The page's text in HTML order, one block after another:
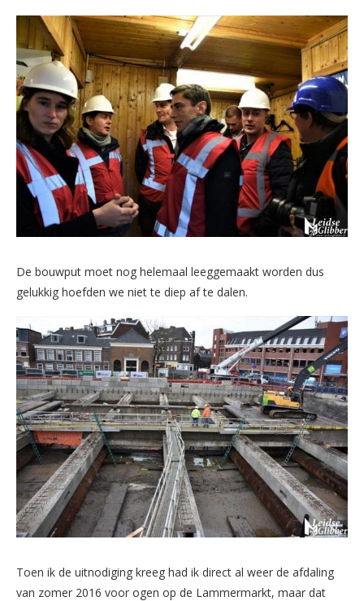
De bouwput moet nog helemaal leeggemaakt worden dus
gelukkig hoefden we niet te diep af te dalen.
Toen ik de uitnodiging kreeg had ik direct al weer de afdaling
van zomer 2016 voor ogen op de Lammermarkt, maar dat